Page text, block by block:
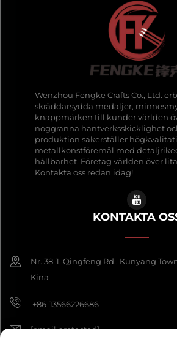
Wenzhou Fengke Crafts Co., Ltd.
skräddarsydda medaljer,
knappmärken till kunder världen
noggranna hantverksskicklighet
produktion säkerställer
metallkonstföremål med
hållbarhet. Företag världen över
Kontakta oss redan idag!
KONTAKTA
Nr. 38-1, Qingfeng Rd., Kunyang
Kina
+86-13566226686
[email protected]